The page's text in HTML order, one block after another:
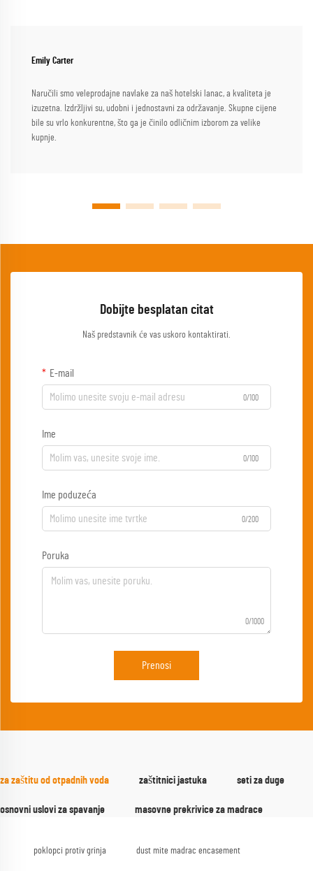
Emily Carter
Naručili smo veleprodajne navlake za naš hotelski lanac, a kvaliteta je
izuzetna. Izdržljivi su, udobni i jednostavni za održavanje. Skupne cijene
bile su vrlo konkurentne, što ga je činilo odličnim izborom za velike
kupnje.
Dobijte besplatan citat
Naš predstavnik će vas uskoro kontaktirati.
E-mail
0/100
Ime
0/100
Ime poduzeća
0/200
Poruka
0/1000
Prenosi
za zaštitu od otpadnih voda zaštitnici jastuka seti za duge
osnovni uslovi za spavanje masovne prekrivice za madrace
poklopci protiv grinja dust mite madrac encasement